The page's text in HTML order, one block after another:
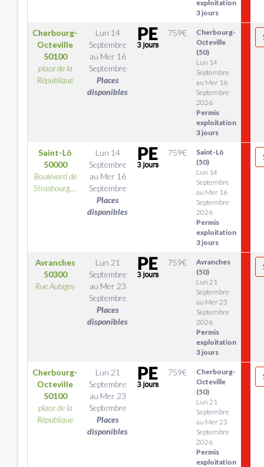
exploitation
3 jours
Cherbourg-
Octeville
50100
place de la
République
Lun 14
Septembre
au Mer 16
Septembre
Places
disponibles
759€
Cherbourg-
Octeville
(50)
Lun 14
Septembre
au Mer 16
Septembre
2026
Permis
exploitation
3 jours
Saint-Lô
50000
Boulevard de
Strasbourg,...
Lun 14
Septembre
au Mer 16
Septembre
Places
disponibles
759€
Saint-Lô
(50)
Lun 14
Septembre
au Mer 16
Septembre
2026
Permis
exploitation
3 jours
Avranches
50300
Rue Aubigny
Lun 21
Septembre
au Mer 23
Septembre
Places
disponibles
759€
Avranches
(50)
Lun 21
Septembre
au Mer 23
Septembre
2026
Permis
exploitation
3 jours
Cherbourg-
Octeville
50100
place de la
République
Lun 21
Septembre
au Mer 23
Septembre
Places
disponibles
759€
Cherbourg-
Octeville
(50)
Lun 21
Septembre
au Mer 23
Septembre
2026
Permis
exploitation